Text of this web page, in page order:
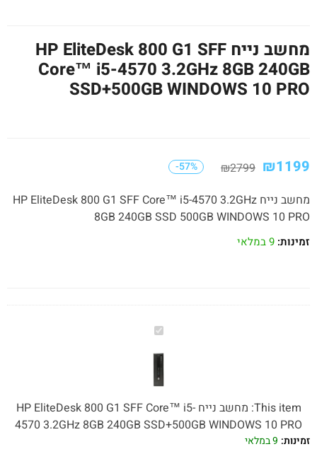
מחשב נייח HP EliteDesk 800 G1 SFF
Core™ i5-4570 3.2GHz 8GB 240GB
SSD+500GB WINDOWS 10 PRO
₪1199
₪2799
-57%
מחשב נייח HP EliteDesk 800 G1 SFF Core™ i5-4570 3.2GHz
8GB 240GB SSD 500GB WINDOWS 10 PRO
זמינות: 9 במלאי
מחשב
נייח
HP
EliteDesk
800
G1
SFF
This item:
מחשב נייח HP EliteDesk 800 G1 SFF Core™ i5-
4570 3.2GHz 8GB 240GB SSD+500GB WINDOWS 10 PRO
זמינות: 9 במלאי